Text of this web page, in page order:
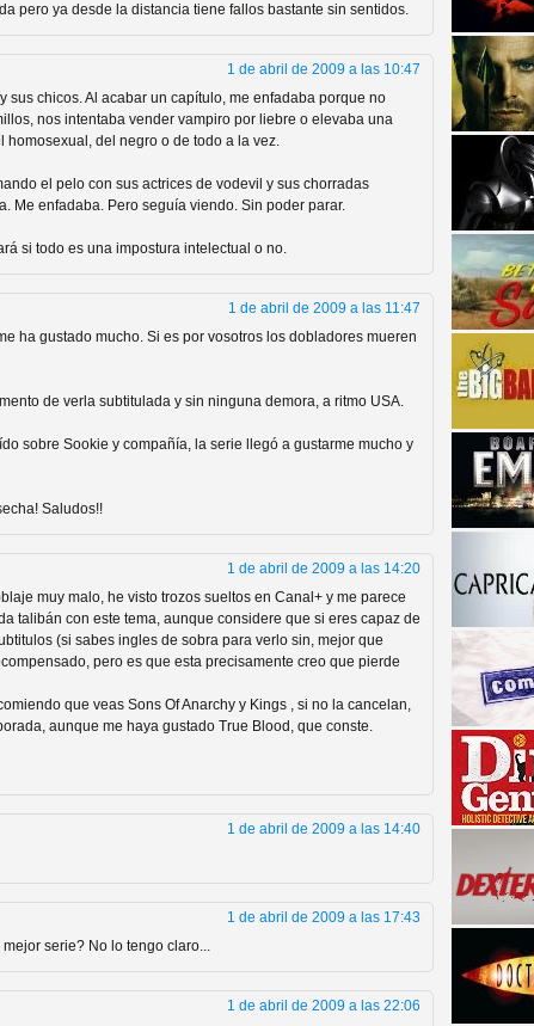
están en peligro de
descubrir la "verdad"
pero ya desde la distancia tiene fallos bastante sin sentidos.
1 de abril de 2009 a las 10:47
sus chicos. Al acabar un capítulo, me enfadaba porque no
nos intentaba vender vampiro por liebre o elevaba una
del negro o de todo a la vez.
el pelo con sus actrices de vodevil y sus chorradas
Me enfadaba. Pero seguía viendo. Sin poder parar.
si todo es una impostura intelectual o no.
1 de abril de 2009 a las 11:47
ha gustado mucho. Si es por vosotros los dobladores mueren
de verla subtitulada y sin ninguna demora, a ritmo USA.
sobre Sookie y compañía, la serie llegó a gustarme mucho y
Saludos!!
1 de abril de 2009 a las 14:20
muy malo, he visto trozos sueltos en Canal+ y me parece
talibán con este tema, aunque considere que si eres capaz de
(si sabes ingles de sobra para verlo sin, mejor que
pero es que esta precisamente creo que pierde
que veas Sons Of Anarchy y Kings , si no la cancelan,
aunque me haya gustado True Blood, que conste.
1 de abril de 2009 a las 14:40
1 de abril de 2009 a las 17:43
serie? No lo tengo claro...
1 de abril de 2009 a las 22:06